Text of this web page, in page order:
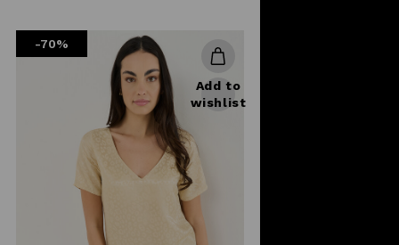
-70%
Add to
wishlist